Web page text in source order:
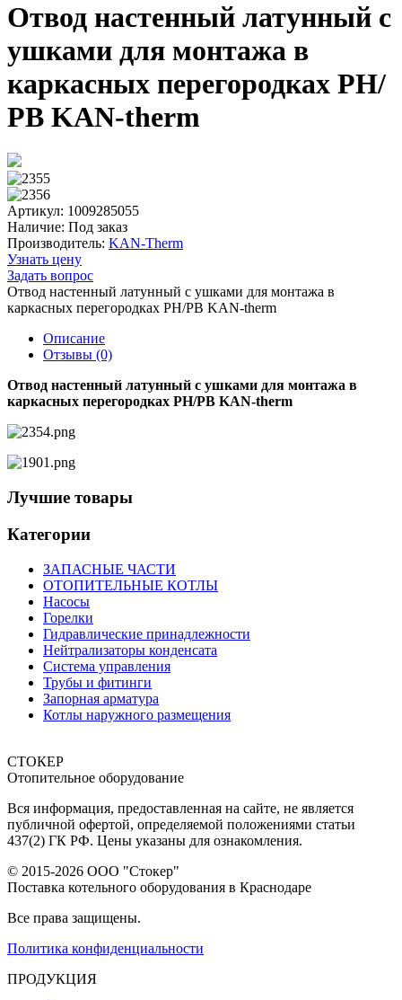
Отвод настенный латунный с
ушками для монтажа в
каркасных перегородках РН/
РВ KAN-therm
Артикул: 1009285055
Наличие: Под заказ
Производитель: KAN-Therm
Узнать цену
Задать вопрос
Отвод настенный латунный с ушками для монтажа в
каркасных перегородках РН/РВ KAN-therm
Описание
Отзывы (0)
Отвод настенный латунный с ушками для монтажа в
каркасных перегородках РН/РВ KAN-therm
Лучшие товары
Категории
ЗАПАСНЫЕ ЧАСТИ
ОТОПИТЕЛЬНЫЕ КОТЛЫ
Насосы
Горелки
Гидравлические принадлежности
Нейтрализаторы конденсата
Система управления
Трубы и фитинги
Запорная арматура
Котлы наружного размещения
СТОКЕР
Отопительное оборудование
Вся информация, предоставленная на сайте, не является
публичной офертой, определяемой положениями статьи
437(2) ГК РФ. Цены указаны для ознакомления.
© 2015-2026 ООО "Стокер"
Поставка котельного оборудования в Краснодаре
Все права защищены.
Политика конфиденциальности
ПРОДУКЦИЯ